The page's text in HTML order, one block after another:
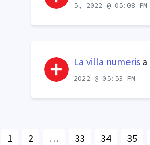
5, 2022 @ 05:08 PM
La villa numerisa
2022 @ 05:53 PM
1 2 … 33 34 35